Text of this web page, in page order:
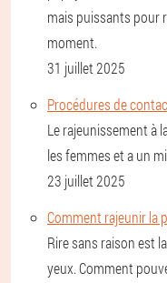
mais puissants pour
moment.
31 juillet 2025
Procédures de
Le rajeunissement à
les femmes et a un
23 juillet 2025
Comment rajeunir la
Rire sans raison est
yeux. Comment